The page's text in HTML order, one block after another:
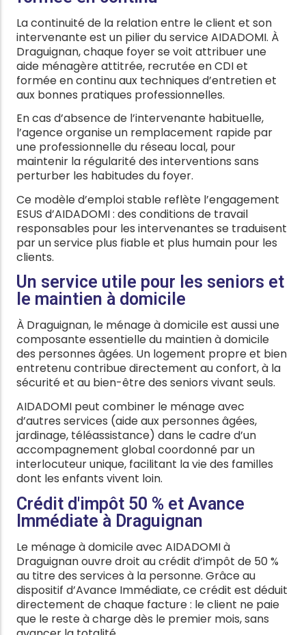
La continuité de la relation entre le client et son
intervenante est un pilier du service AIDADOMI. À
Draguignan, chaque foyer se voit attribuer une
aide ménagère attitrée, recrutée en CDI et
formée en continu aux techniques d’entretien et
aux bonnes pratiques professionnelles.
En cas d’absence de l’intervenante habituelle,
l’agence organise un remplacement rapide par
une professionnelle du réseau local, pour
maintenir la régularité des interventions sans
perturber les habitudes du foyer.
Ce modèle d’emploi stable reflète l’engagement
ESUS d’AIDADOMI : des conditions de travail
responsables pour les intervenantes se traduisent
par un service plus fiable et plus humain pour les
clients.
Un service utile pour les seniors et
le maintien à domicile
À Draguignan, le ménage à domicile est aussi une
composante essentielle du maintien à domicile
des personnes âgées. Un logement propre et bien
entretenu contribue directement au confort, à la
sécurité et au bien-être des seniors vivant seuls.
AIDADOMI peut combiner le ménage avec
d’autres services (aide aux personnes âgées,
jardinage, téléassistance) dans le cadre d’un
accompagnement global coordonné par un
interlocuteur unique, facilitant la vie des familles
dont les enfants vivent loin.
Crédit d'impôt 50 % et Avance
Immédiate à Draguignan
Le ménage à domicile avec AIDADOMI à
Draguignan ouvre droit au crédit d’impôt de 50 %
au titre des services à la personne. Grâce au
dispositif d’Avance Immédiate, ce crédit est déduit
directement de chaque facture : le client ne paie
que le reste à charge dès le premier mois, sans